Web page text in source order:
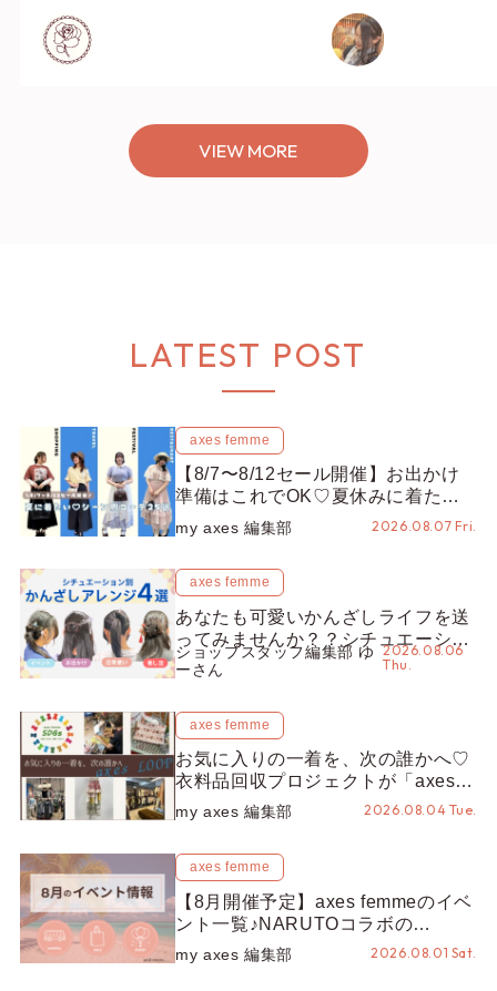
VIEW MORE
LATEST POST
axes femme
【8/7〜8/12セール開催】お出かけ
準備はこれでOK♡夏休みに着たい
コーデ25選をシーン別に徹底解説！
my axes 編集部 2026.08.07 Fri.
axes femme
あなたも可愛いかんざしライフを送
ってみませんか？？シチュエーショ
ン別“かんざし”のオススメ【ショッ
プスタッフ編集部】
ショップスタッフ編集部 ゆ
ーさん
2026.08.06
Thu.
axes femme
お気に入りの一着を、次の誰かへ♡
衣料品回収プロジェクトが「axes
LOOP」にアップデート！活用する
とポイントが手に入る◎
my axes 編集部 2026.08.04 Tue.
axes femme
【8月開催予定】axes femmeのイベ
ント一覧♪NARUTOコラボの
REZEN POPUPから、プチYour
Stage.、ティーパーティまで！8月
my axes 編集部 2026.08.01 Sat.